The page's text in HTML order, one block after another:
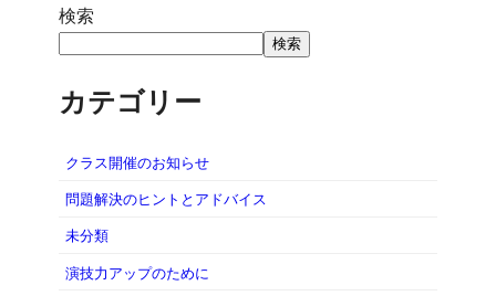
検索
検索
カテゴリー
クラス開催のお知らせ
問題解決のヒントとアドバイス
未分類
演技力アップのために